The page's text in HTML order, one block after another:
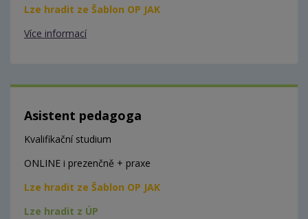
Lze hradit ze Šablon OP JAK
Více informací
Asistent pedagoga
Kvalifikační studium
ONLINE i prezenčně + praxe
Lze hradit ze Šablon OP JAK
Lze hradit z ÚP